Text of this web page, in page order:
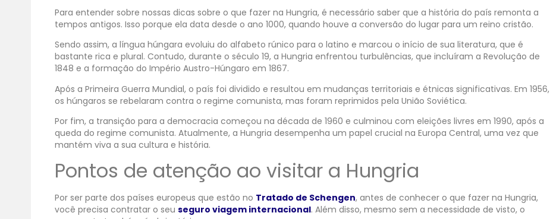
Para entender sobre nossas dicas sobre o que fazer na Hungria, é necessário saber que a história do país remonta a
tempos antigos. Isso porque ela data desde o ano 1000, quando houve a conversão do lugar para um reino cristão.
Sendo assim, a língua húngara evoluiu do alfabeto rúnico para o latino e marcou o início de sua literatura, que é
bastante rica e plural. Contudo, durante o século 19, a Hungria enfrentou turbulências, que incluíram a Revolução de
1848 e a formação do Império Austro-Húngaro em 1867.
Após a Primeira Guerra Mundial, o país foi dividido e resultou em mudanças territoriais e étnicas significativas. Em 1956,
os húngaros se rebelaram contra o regime comunista, mas foram reprimidos pela União Soviética.
Por fim, a transição para a democracia começou na década de 1960 e culminou com eleições livres em 1990, após a
queda do regime comunista. Atualmente, a Hungria desempenha um papel crucial na Europa Central, uma vez que
mantém viva a sua cultura e história.
Pontos de atenção ao visitar a Hungria
Por ser parte dos países europeus que estão no Tratado de Schengen, antes de conhecer o que fazer na Hungria,
você precisa contratar o seu seguro viagem internacional. Além disso, mesmo sem a necessidade de visto, o